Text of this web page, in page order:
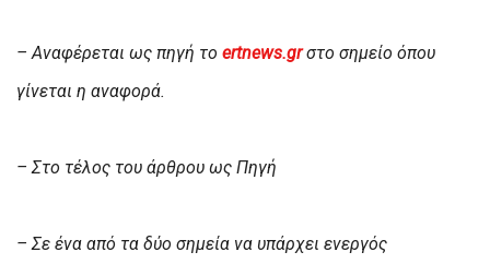
– Αναφέρεται ως πηγή το ertnews.gr στο σημείο όπου
γίνεται η αναφορά.
– Στο τέλος του άρθρου ως Πηγή
– Σε ένα από τα δύο σημεία να υπάρχει ενεργός